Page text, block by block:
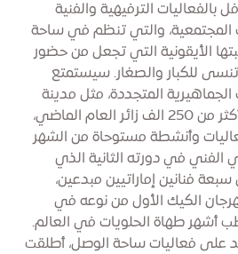
بالفعاليات الترفيهية والفنية
المجتمعية، والتي تنظم في ساحة
الأيقونية التي تجعل من حضور
تنسى للكبار والصغار. سيستمتع
الجماهيرية المتجددة، مثل مدينة
الشتاء التي استقطبت أكثر من 250 الف زائر العام الماضي،
وأنشطة مستوحاة من الشهر
في دورته الثانية الذي
فنانين إماراتيين مبدعين،
الكيك الأول من نوعه في
أشهر طهاة الحلويات في العالم.
على فعاليات ساحة الوصل، أطلقت